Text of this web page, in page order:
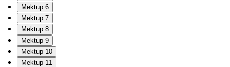
Mektup 6
Mektup 7
Mektup 8
Mektup 9
Mektup 10
Mektup 11